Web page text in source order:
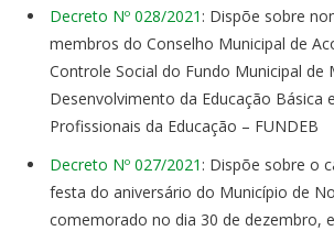
Decreto Nº 028/2021 : Dispõe sobre
membros do Conselho Municipal de
Controle Social do Fundo Municipal de
Desenvolvimento da Educação Básica
Profissionais da Educação – FUNDEB
Decreto Nº 027/2021 : Dispõe sobre o
festa do aniversário do Município de
comemorado no dia 30 de dezembro,